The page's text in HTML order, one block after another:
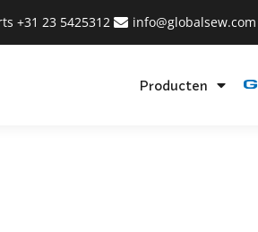
+31 23 5425312 info@globalsew.com
Producten